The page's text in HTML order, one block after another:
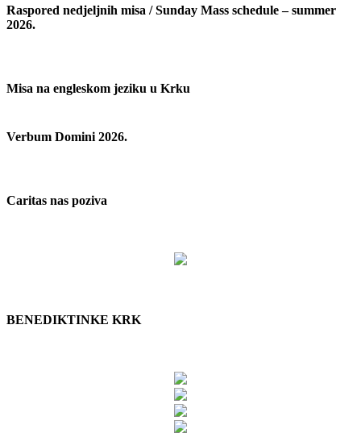
Raspored nedjeljnih misa / Sunday Mass schedule – summer
2026.
Misa na engleskom jeziku u Krku
Verbum Domini 2026.
Caritas nas poziva
BENEDIKTINKE KRK